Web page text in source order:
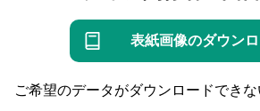
表紙画像のダウン
ご希望のデータがダウンロードでき